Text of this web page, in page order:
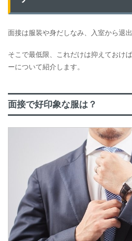
面接は服装や身だしなみ、入室から退
そこで最低限、これだけは抑えておけ
ーについて紹介します。
面接で好印象な服は？